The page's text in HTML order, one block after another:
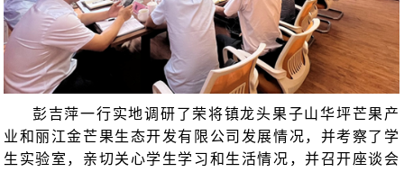
彭吉萍一行实地调研了荣将镇龙头果子山华坪芒果产
业和丽江金芒果生态开发有限公司发展情况，并考察了学
生实验室，亲切关心学生学习和生活情况，并召开座谈会